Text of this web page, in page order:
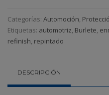
Categorías: Automoción,
Etiquetas: automotriz, Burlete,
refinish, repintado
DESCRIPCIÓN